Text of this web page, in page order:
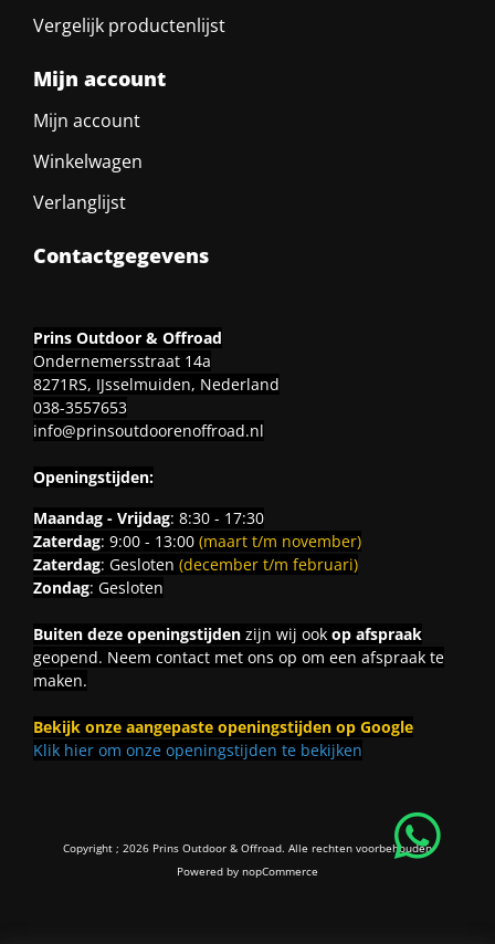
Vergelijk productenlijst
Mijn account
Mijn account
Winkelwagen
Verlanglijst
Contactgegevens
Prins Outdoor & Offroad
Ondernemersstraat 14a
8271RS, IJsselmuiden, Nederland
038-3557653
info@prinsoutdoorenoffroad.nl
Openingstijden:
Maandag - Vrijdag: 8:30 - 17:30
Zaterdag: 9:00 - 13:00 (maart t/m november)
Zaterdag: Gesloten (december t/m februari)
Zondag: Gesloten
Buiten deze openingstijdenzijn wij ook op afspraak
geopend. Neem contact met ons op om een afspraak te
maken.
Bekijk onze aangepaste openingstijden op Google
Klik hier om onze openingstijden te bekijken
Copyright ; 2026 Prins Outdoor & Offroad. Alle rechten voorbehouden
Powered by nopCommerce